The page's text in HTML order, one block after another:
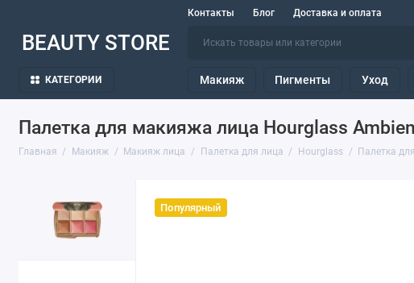
Контакты Блог Доставка и оплата
BEAUTY STORE
КАТЕГОРИИ Макияж Пигменты Уход
Палетка для макияжа лица Hourglass
Главная Макияж Макияж лица Палетка для лица Hourglass Палетка
Популярный